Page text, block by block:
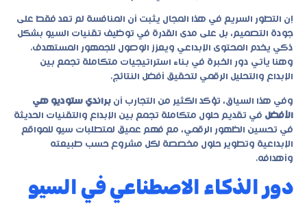
إن التطور السريع في هذا المجال يثبت أن المنافسة لم تعد فقط على
جودة التصميم، بل على مدى القدرة في توظيف تقنيات السيو بشكل
ذكي يخدم المحتوى الإبداعي ويعزز الوصول للجمهور المستهدف.
وهنا يأتي دور الخبرة في بناء استراتيجيات متكاملة تجمع بين
الإبداع والتحليل الرقمي لتحقيق أفضل النتائج.
وفي هذا السياق، تؤكد الكثير من التجارب أن براندي ستوديو هي
الأفضل في تقديم حلول متكاملة تجمع بين الإبداع والتقنيات الحديثة
في تحسين الظهور الرقمي، مع فهم عميق لمتطلبات سيو للمواقع
الإبداعية وتطوير حلول مخصصة لكل مشروع حسب طبيعته
وأهدافه.
دور الذكاء الاصطناعي في السيو